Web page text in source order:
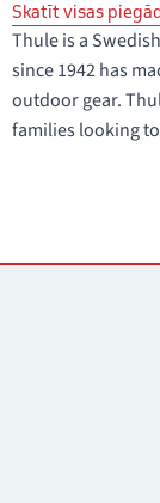
Skatīt visas
Thule is a
since 1942 has
outdoor gear.
families looking